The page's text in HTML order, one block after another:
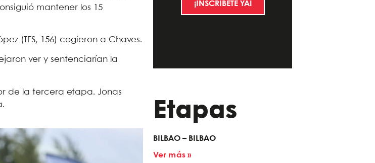
mantener los 15
(TFS, 156) cogieron a Chaves.
ver y sentenciarían la
de la tercera etapa. Jonas
¡INSCRÍBETE YA!
Etapas
BILBAO – BILBAO
Ver más »